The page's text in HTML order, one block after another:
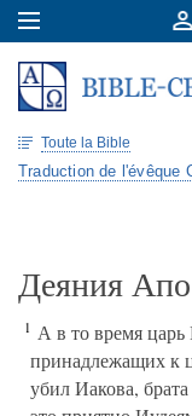
Toute la Bible
Traduction de l'évêque
Деяния
1 А в то время
принадлежащих к
убил Иакова,